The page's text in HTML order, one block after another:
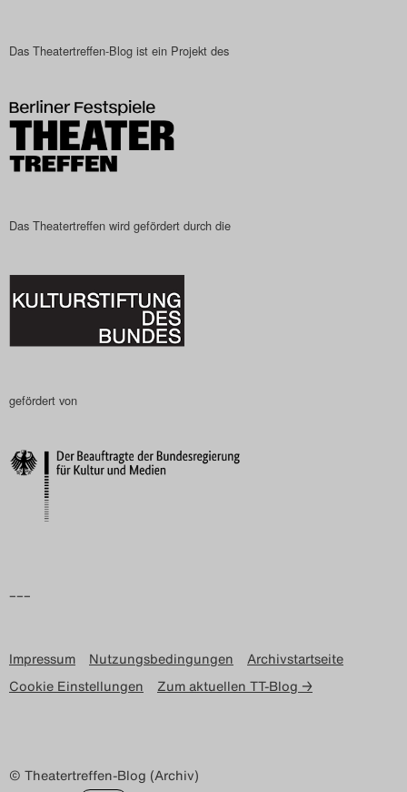
Das Theatertreffen-Blog ist ein Projekt des
Das Theatertreffen wird gefördert durch die
gefördert von
–––
Impressum Nutzungsbedingungen
Archivstartseite
Cookie Einstellungen
Zum aktuellen TT-Blog →
© Theatertreffen-Blog (Archiv)